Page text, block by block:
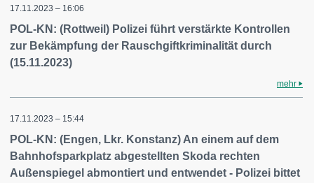
17.11.2023 – 16:06
POL-KN: (Rottweil) Polizei führt verstärkte Kontrollen
zur Bekämpfung der Rauschgiftkriminalität durch
(15.11.2023)
mehr
17.11.2023 – 15:44
POL-KN: (Engen, Lkr. Konstanz) An einem auf dem
Bahnhofsparkplatz abgestellten Skoda rechten
Außenspiegel abmontiert und entwendet - Polizei bittet